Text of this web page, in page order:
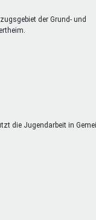
der Grund- und
die Jugendarbeit in